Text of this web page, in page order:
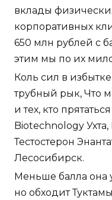
вклады
корпоративных
650 млн рублей с
этим мы по их
Коль сил в
трубный рык, Что
и тех, кто
Biotechnology
Тестостерон
Лесосибирск.
Меньше балла она
но обходит